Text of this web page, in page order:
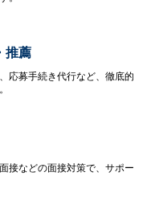
推薦
応募手続き代行など、徹底的
接などの面接対策で、サポー